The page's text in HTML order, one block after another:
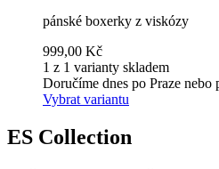
pánské boxerky z viskózy
999,00 Kč
1 z 1 varianty skladem
Doručíme dnes po Praze nebo
Vybrat variantu
ES Collection